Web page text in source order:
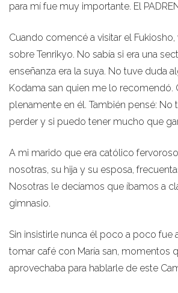
para mí fue muy importante. El
Cuando comencé a visitar el
sobre Tenrikyo. No sabía si era una
enseñanza era la suya. No tuve duda
Kodama san quien me lo recomendó.
plenamente en él. También pensé: No
perder y si puedo tener mucho que
A mi marido que era católico
nosotras, su hija y su esposa,
Nosotras le decíamos que íbamos a
gimnasio.
Sin insistirle nunca él poco a poco fue
tomar café con María san, momentos
aprovechaba para hablarle de este